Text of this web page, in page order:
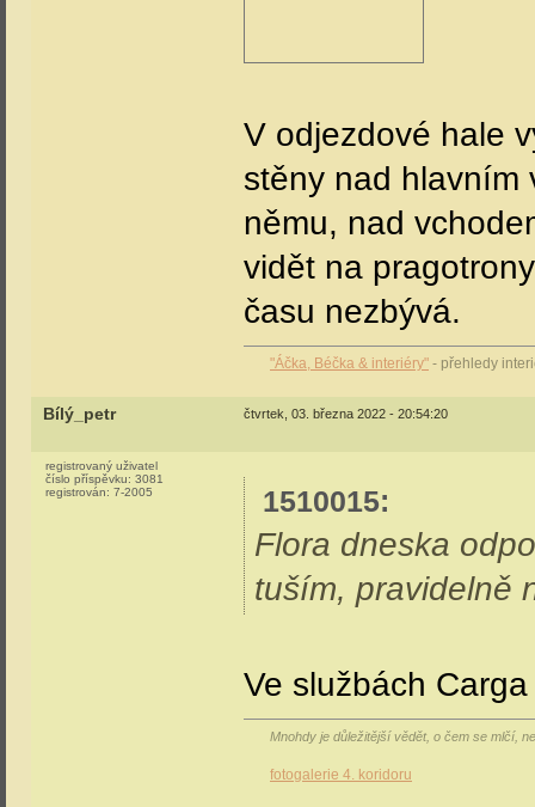
V odjezdové hale
stěny nad hlavním
němu, nad
vidět na
času nezbývá.
"Áčka, Béčka & interiéry" - přehledy
Bílý_petr čtvrtek, 03. března 2022 - 20:54:20
registrovaný uživatel
číslo příspěvku: 3081
registrován: 7-2005 1510015:
Flora dneska
tuším, pravidelně
Ve službách
Mnohdy je důležitější vědět, o čem se mlčí,
fotogalerie 4. koridoru